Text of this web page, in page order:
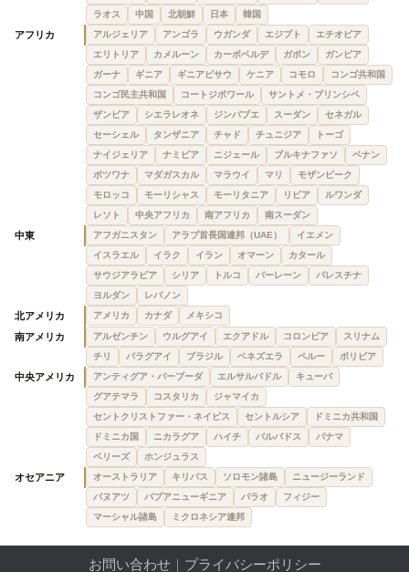
ラオス
中国 北朝鮮 日本 韓国
アフリカ アルジェリア アンゴラ ウガンダ エジプト
エチオピア
エリトリア
カメルーン カーボベルデ ガボン
ガンビア
ガーナ
ギニア ギニアビサウ ケニア コモロ
コンゴ共和国
コンゴ民主共和国
コートジボワール
サントメ・プリンシペ
ザンビア
シエラレオネ ジンバブエ スーダン
セネガル
セーシェル
タンザニア チャド チュニジア
トーゴ
ナイジェリア
ナミビア ニジェール ブルキナファソ
ベナン
ボツワナ
マダガスカル マラウイ マリ
モザンビーク
モロッコ
モーリシャス モーリタニア リビア
ルワンダ
レソト
中央アフリカ 南アフリカ 南スーダン
中東 アフガニスタン アラブ首長国連邦（UAE）
イエメン
イスラエル
イラク イラン オマーン
カタール
サウジアラビア
シリア トルコ バーレーン
パレスチナ
ヨルダン
レバノン
北アメリカ アメリカ カナダ メキシコ
南アメリカ アルゼンチン ウルグアイ エクアドル コロンビア
スリナム
チリ
パラグアイ ブラジル ベネズエラ ペルー ボリビア
中央アメリカ アンティグア・バーブーダ エルサルバドル
キューバ
グアテマラ
コスタリカ
ジャマイカ
セントクリストファー・ネイビス
セントルシア
ドミニカ共和国
ドミニカ国
ニカラグア ハイチ バルバドス
パナマ
ベリーズ
ホンジュラス
オセアニア オーストラリア キリバス ソロモン諸島
ニュージーランド
バヌアツ
パプアニューギニア パラオ
フィジー
マーシャル諸島
ミクロネシア連邦
お問い合わせ｜ プライバシーポリシー